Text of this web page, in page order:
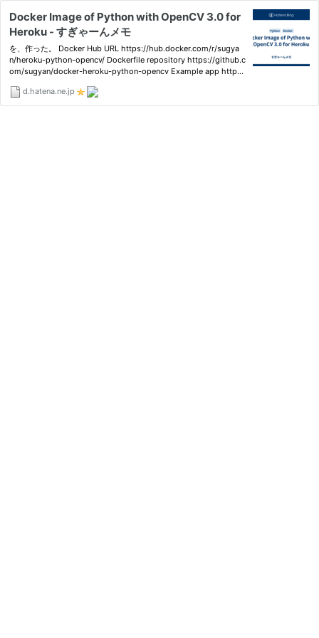
Docker Image of Python with OpenCV 3.0 for
Heroku - すぎゃーんメモ
を、作った。 Docker Hub URL https://hub.docker.com/r/sugya
n/heroku-python-opencv/ Dockerfile repository https://github.c
om/sugyan/docker-heroku-python-opencv Example app http
って https://devcenter.heroku.com/articles/docker のようにhero
ku-dock…
d.hatena.ne.jp